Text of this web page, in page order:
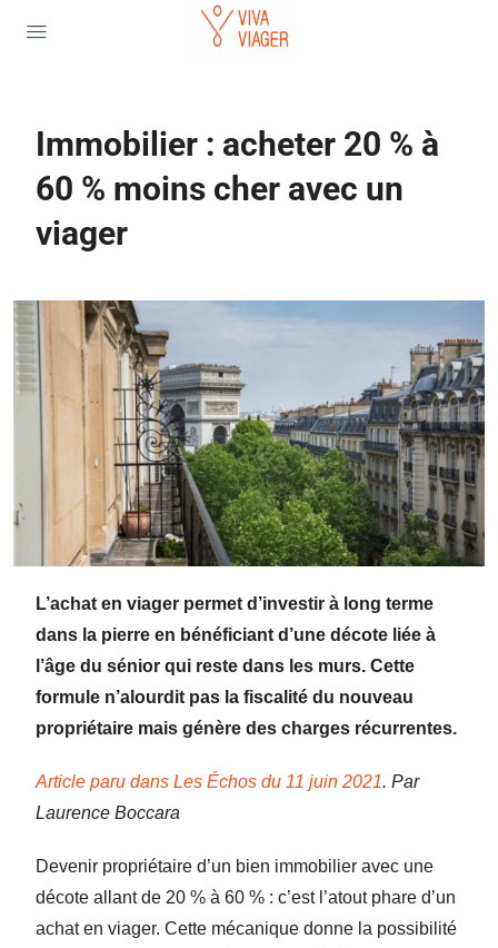
Immobilier : acheter 20 % à
60 % moins cher avec un
viager
L’achat en viager permet d’investir à long terme
dans la pierre en bénéficiant d’une décote liée à
l’âge du sénior qui reste dans les murs. Cette
formule n’alourdit pas la fiscalité du nouveau
propriétaire mais génère des charges récurrentes.
Article paru dans Les Échos du 11 juin 2021. Par
Laurence Boccara
Devenir propriétaire d’un bien immobilier avec une
décote allant de 20 % à 60 % : c’est l’atout phare d’un
achat en viager. Cette mécanique donne la possibilité